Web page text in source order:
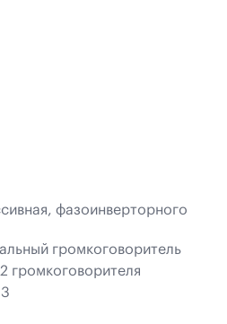
фазоинверторного
громкоговоритель
громкоговорителя